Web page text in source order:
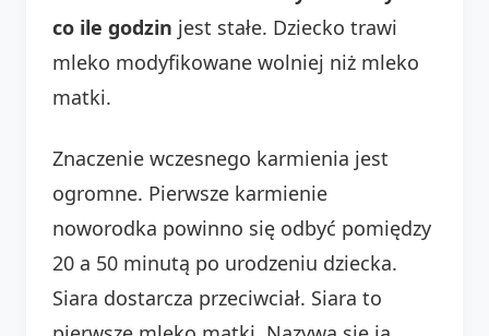
co ile godzin jest stałe. Dziecko trawi
mleko modyfikowane wolniej niż mleko
matki.
Znaczenie wczesnego karmienia jest
ogromne. Pierwsze karmienie
noworodka powinno się odbyć pomiędzy
20 a 50 minutą po urodzeniu dziecka.
Siara dostarcza przeciwciał. Siara to